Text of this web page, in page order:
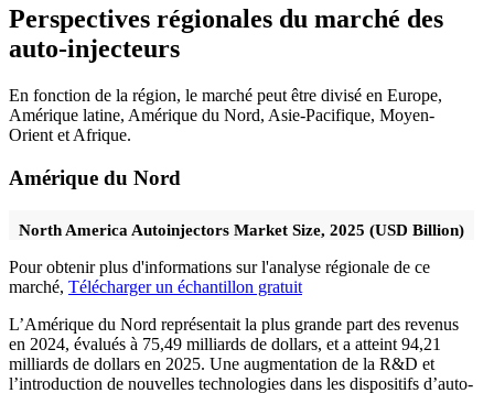
Perspectives régionales du marché des
auto-injecteurs
En fonction de la région, le marché peut être divisé en Europe,
Amérique latine, Amérique du Nord, Asie-Pacifique, Moyen-
Orient et Afrique.
Amérique du Nord
North America Autoinjectors Market Size, 2025 (USD Billion)
Pour obtenir plus d'informations sur l'analyse régionale de ce
marché, Télécharger un échantillon gratuit
L’Amérique du Nord représentait la plus grande part des revenus
en 2024, évalués à 75,49 milliards de dollars, et a atteint 94,21
milliards de dollars en 2025. Une augmentation de la R&D et
l’introduction de nouvelles technologies dans les dispositifs d’auto-